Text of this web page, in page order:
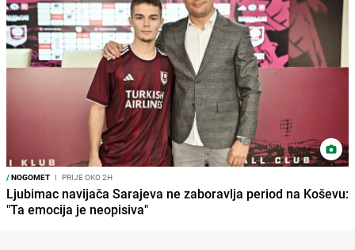
/NOGOMET I PRIJE OKO 2H
Ljubimac navijača Sarajeva ne zaboravlja period na Koševu:
"Ta emocija je neopisiva"